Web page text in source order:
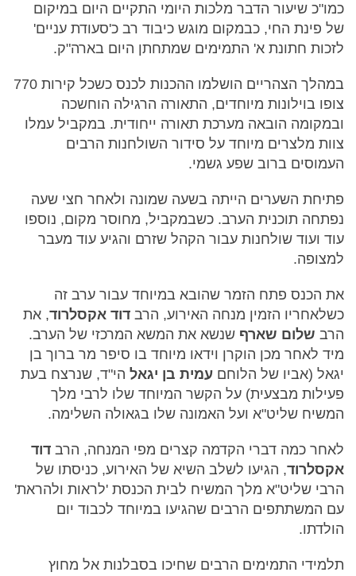
כמו"כ שיעור הדבר מלכות היומי התקיים היום במיקום
של פינת החי, כבמקום מוגש כיבוד רב כ'סעודת עניים'
לזכות חתונת א' התמימים שמתחתן היום בארה"ק.
במהלך הצהריים הושלמו ההכנות לכנס כשכל קירות 770
צופו בוילונות מיוחדים, התאורה הרגילה הוחשכה
ובמקומה הובאה מערכת תאורה ייחודית. במקביל עמלו
צוות מלצרים מיוחד על סידור השולחנות הרבים
העמוסים ברוב שפע גשמי.
פתיחת השערים הייתה בשעה שמונה ולאחר חצי שעה
נפתחה תוכנית הערב. כשבמקביל, מחוסר מקום, נוספו
עוד ועוד שולחנות עבור הקהל שזרם והגיע עוד מעבר
למצופה.
את הכנס פתח הזמר שהובא במיוחד עבור ערב זה
כשלאחריו הזמין מנחה האירוע, הרב דוד אקסלרוד, את
הרב שלום שארף שנשא את המשא המרכזי של הערב.
מיד לאחר מכן הוקרן וידאו מיוחד בו סיפר מר ברוך בן
יגאל (אביו של הלוחם עמית בן יגאל הי"ד, שנרצח בעת
פעילות מבצעית) על הקשר המיוחד שלו לרבי מלך
המשיח שליט"א ועל האמונה שלו בגאולה השלימה.
לאחר כמה דברי הקדמה קצרים מפי המנחה, הרב דוד
אקסלרוד, הגיעו לשלב השיא של האירוע, כניסתו של
הרבי שליט"א מלך המשיח לבית הכנסת 'לראות ולהראת'
עם המשתתפים הרבים שהגיעו במיוחד לכבוד יום
הולדתו.
תלמידי התמימים הרבים שחיכו בסבלנות אל מחוץ